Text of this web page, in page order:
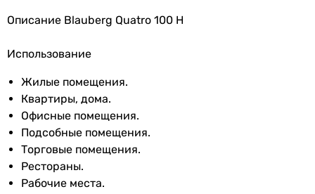
вентилятора
Тип
Особенности
и функции
выключения
Дополнительно
Описание Blauberg Quatro 100 H
Использование
Жилые помещения.
Квартиры, дома.
Офисные помещения.
Подсобные помещения.
Торговые помещения.
Рестораны.
Рабочие места.